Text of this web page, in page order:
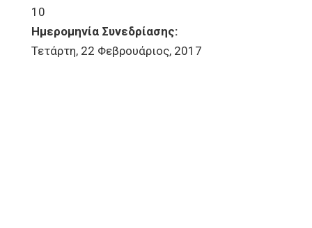
10
Ημερομηνία Συνεδρίασης:
Τετάρτη, 22 Φεβρουάριος, 2017